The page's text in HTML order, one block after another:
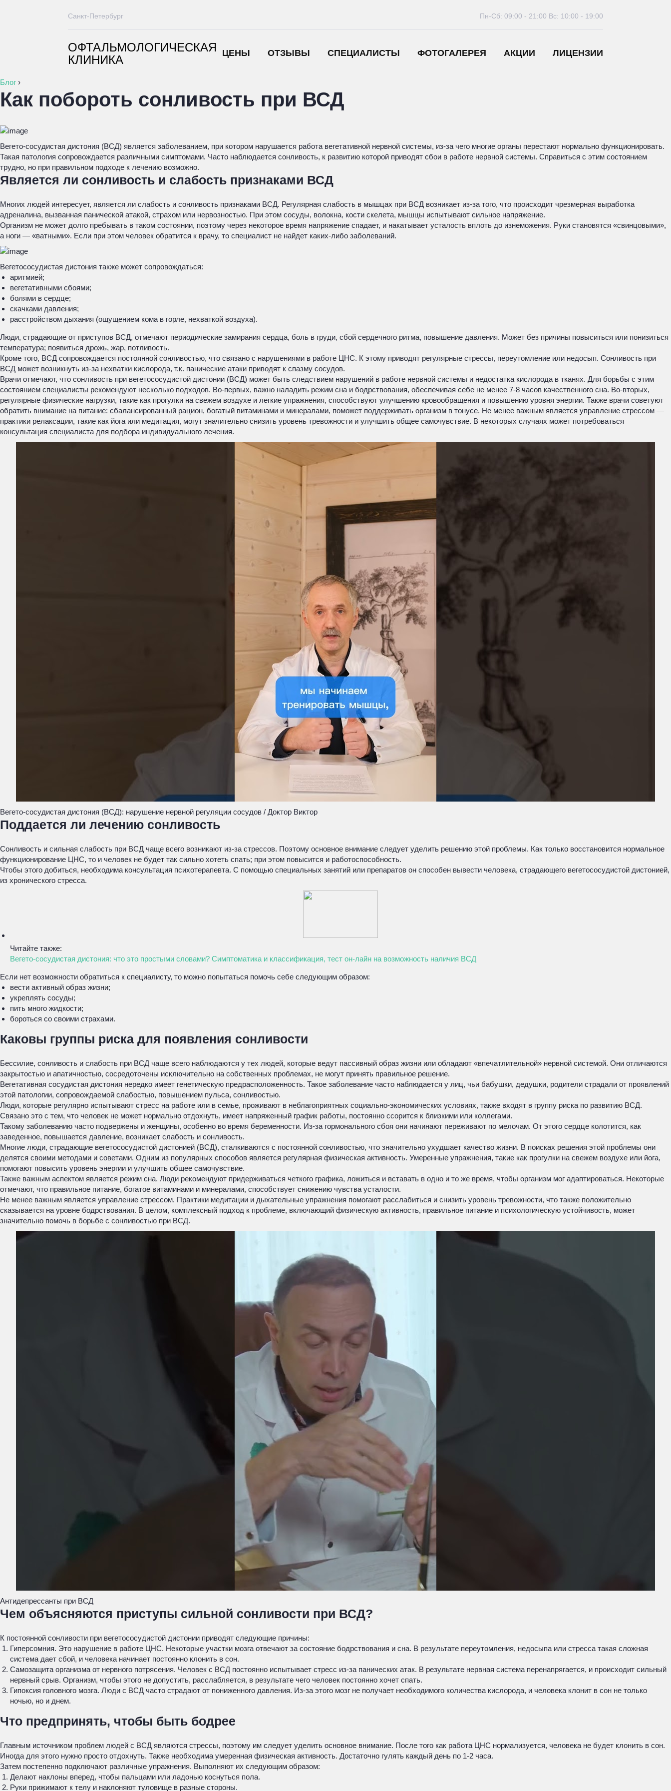
ОФТАЛЬМОЛОГИЧЕСКАЯ
КЛИНИКА
ЦЕНЫ ОТЗЫВЫ СПЕЦИАЛИСТЫ ФОТОГАЛЕРЕЯ АКЦИИ ЛИЦЕНЗИИ
Санкт-Петербург Пн-Сб: 09:00 - 21:00 Вс: 10:00 - 19:00
Блог ›
Как побороть сонливость при ВСД
Вегето-сосудистая дистония (ВСД) является заболеванием, при котором нарушается работа вегетативной нервной системы, из-за чего многие органы перестают нормально функционировать.
Такая патология сопровождается различными симптомами. Часто наблюдается сонливость, к развитию которой приводят сбои в работе нервной системы. Справиться с этим состоянием
трудно, но при правильном подходе к лечению возможно.
Является ли сонливость и слабость признаками ВСД
Многих людей интересует, является ли слабость и сонливость признаками ВСД. Регулярная слабость в мышцах при ВСД возникает из-за того, что происходит чрезмерная выработка
адреналина, вызванная панической атакой, страхом или нервозностью. При этом сосуды, волокна, кости скелета, мышцы испытывают сильное напряжение.
Организм не может долго пребывать в таком состоянии, поэтому через некоторое время напряжение спадает, и накатывает усталость вплоть до изнеможения. Руки становятся «свинцовыми»,
а ноги — «ватными». Если при этом человек обратится к врачу, то специалист не найдет каких-либо заболеваний.
Вегетососудистая дистония также может сопровождаться:
аритмией;
вегетативными сбоями;
болями в сердце;
скачками давления;
расстройством дыхания (ощущением кома в горле, нехваткой воздуха).
Люди, страдающие от приступов ВСД, отмечают периодические замирания сердца, боль в груди, сбой сердечного ритма, повышение давления. Может без причины повыситься или понизиться
температура; появиться дрожь, жар, потливость.
Кроме того, ВСД сопровождается постоянной сонливостью, что связано с нарушениями в работе ЦНС. К этому приводят регулярные стрессы, переутомление или недосып. Сонливость при
ВСД может возникнуть из-за нехватки кислорода, т.к. панические атаки приводят к спазму сосудов.
Врачи отмечают, что сонливость при вегетососудистой дистонии (ВСД) может быть следствием нарушений в работе нервной системы и недостатка кислорода в тканях. Для борьбы с этим
состоянием специалисты рекомендуют несколько подходов. Во-первых, важно наладить режим сна и бодрствования, обеспечивая себе не менее 7-8 часов качественного сна. Во-вторых,
регулярные физические нагрузки, такие как прогулки на свежем воздухе и легкие упражнения, способствуют улучшению кровообращения и повышению уровня энергии. Также врачи советуют
обратить внимание на питание: сбалансированный рацион, богатый витаминами и минералами, поможет поддерживать организм в тонусе. Не менее важным является управление стрессом —
практики релаксации, такие как йога или медитация, могут значительно снизить уровень тревожности и улучшить общее самочувствие. В некоторых случаях может потребоваться
консультация специалиста для подбора индивидуального лечения.
Вегето-сосудистая дистония (ВСД): нарушение нервной регуляции сосудов / Доктор Виктор
Поддается ли лечению сонливость
Сонливость и сильная слабость при ВСД чаще всего возникают из-за стрессов. Поэтому основное внимание следует уделить решению этой проблемы. Как только восстановится нормальное
функционирование ЦНС, то и человек не будет так сильно хотеть спать; при этом повысится и работоспособность.
Чтобы этого добиться, необходима консультация психотерапевта. С помощью специальных занятий или препаратов он способен вывести человека, страдающего вегетососудистой дистонией,
из хронического стресса.
Читайте также:
Вегето-сосудистая дистония: что это простыми словами? Симптоматика и классификация, тест он-лайн на возможность наличия ВСД
Если нет возможности обратиться к специалисту, то можно попытаться помочь себе следующим образом:
вести активный образ жизни;
укреплять сосуды;
пить много жидкости;
бороться со своими страхами.
Каковы группы риска для появления сонливости
Бессилие, сонливость и слабость при ВСД чаще всего наблюдаются у тех людей, которые ведут пассивный образ жизни или обладают «впечатлительной» нервной системой. Они отличаются
закрытостью и апатичностью, сосредоточены исключительно на собственных проблемах, не могут принять правильное решение.
Вегетативная сосудистая дистония нередко имеет генетическую предрасположенность. Такое заболевание часто наблюдается у лиц, чьи бабушки, дедушки, родители страдали от проявлений
этой патологии, сопровождаемой слабостью, повышением пульса, сонливостью.
Люди, которые регулярно испытывают стресс на работе или в семье, проживают в неблагоприятных социально-экономических условиях, также входят в группу риска по развитию ВСД.
Связано это с тем, что человек не может нормально отдохнуть, имеет напряженный график работы, постоянно ссорится к близкими или коллегами.
Такому заболеванию часто подвержены и женщины, особенно во время беременности. Из-за гормонального сбоя они начинают переживают по мелочам. От этого сердце колотится, как
заведенное, повышается давление, возникает слабость и сонливость.
Многие люди, страдающие вегетососудистой дистонией (ВСД), сталкиваются с постоянной сонливостью, что значительно ухудшает качество жизни. В поисках решения этой проблемы они
делятся своими методами и советами. Одним из популярных способов является регулярная физическая активность. Умеренные упражнения, такие как прогулки на свежем воздухе или йога,
помогают повысить уровень энергии и улучшить общее самочувствие.
Также важным аспектом является режим сна. Люди рекомендуют придерживаться четкого графика, ложиться и вставать в одно и то же время, чтобы организм мог адаптироваться. Некоторые
отмечают, что правильное питание, богатое витаминами и минералами, способствует снижению чувства усталости.
Не менее важным является управление стрессом. Практики медитации и дыхательные упражнения помогают расслабиться и снизить уровень тревожности, что также положительно
сказывается на уровне бодрствования. В целом, комплексный подход к проблеме, включающий физическую активность, правильное питание и психологическую устойчивость, может
значительно помочь в борьбе с сонливостью при ВСД.
Антидепрессанты при ВСД
Чем объясняются приступы сильной сонливости при ВСД?
К постоянной сонливости при вегетососудистой дистонии приводят следующие причины:
Гиперсомния. Это нарушение в работе ЦНС. Некоторые участки мозга отвечают за состояние бодрствования и сна. В результате переутомления, недосыпа или стресса такая сложная
система дает сбой, и человека начинает постоянно клонить в сон.
Самозащита организма от нервного потрясения. Человек с ВСД постоянно испытывает стресс из-за панических атак. В результате нервная система перенапрягается, и происходит сильный
нервный срыв. Организм, чтобы этого не допустить, расслабляется, в результате чего человек постоянно хочет спать.
Гипоксия головного мозга. Люди с ВСД часто страдают от пониженного давления. Из-за этого мозг не получает необходимого количества кислорода, и человека клонит в сон не только
ночью, но и днем.
Что предпринять, чтобы быть бодрее
Главным источником проблем людей с ВСД являются стрессы, поэтому им следует уделить основное внимание. После того как работа ЦНС нормализуется, человека не будет клонить в сон.
Иногда для этого нужно просто отдохнуть. Также необходима умеренная физическая активность. Достаточно гулять каждый день по 1-2 часа.
Затем постепенно подключают различные упражнения. Выполняют их следующим образом:
Делают наклоны вперед, чтобы пальцами или ладонью коснуться пола.
Руки прижимают к телу и наклоняют туловище в разные стороны.